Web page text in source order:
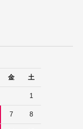
金 土
1
7 8